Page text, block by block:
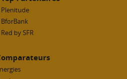
Plenitude
BforBank
Red by SFR